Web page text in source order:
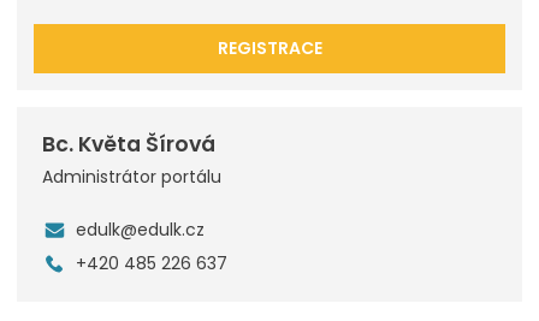
REGISTRACE
Bc. Květa Šírová
Administrátor portálu
edulk@edulk.cz
+420 485 226 637